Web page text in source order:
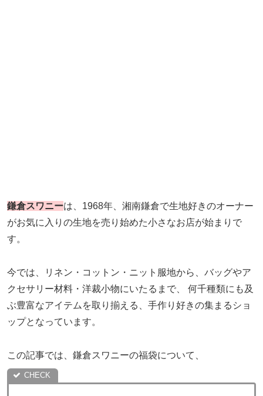
鎌倉スワニーは、1968年、湘南鎌倉で生地好きのオーナー
がお気に入りの生地を売り始めた小さなお店が始まりで
す。
今では、リネン・コットン・ニット服地から、バッグやア
クセサリー材料・洋裁小物にいたるまで、 何千種類にも及
ぶ豊富なアイテムを取り揃える、手作り好きの集まるショ
ップとなっています。
この記事では、鎌倉スワニーの福袋について、